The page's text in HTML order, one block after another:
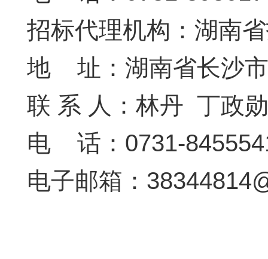
招标代理机构： 湖南
地 址：湖南省长沙市
联 系 人：林丹 丁政
电 话：0731-
电子邮箱：